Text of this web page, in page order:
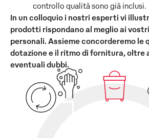
controllo qualità sono già inclusi.
In un colloquio i nostri esperti vi
prodotti rispondano al meglio ai
personali. Assieme concorderemo le
dotazione e il ritmo di fornitura, oltre
eventuali dubbi.